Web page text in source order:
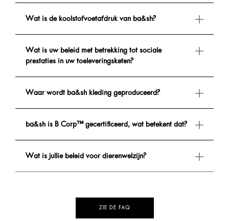
Wat is de koolstofvoetafdruk van ba&sh?
Wat is uw beleid met betrekking tot sociale
prestaties in uw toeleveringsketen?
Waar wordt ba&sh kleding geproduceerd?
ba&sh is B Corp™ gecertificeerd, wat betekent dat?
Wat is jullie beleid voor dierenwelzijn?
ZIE DE FAQ